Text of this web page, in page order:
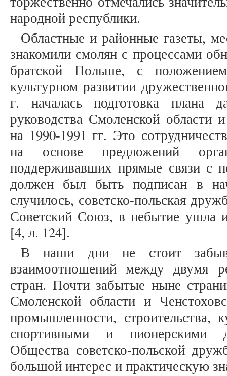
народной республики.
Областные и районные газеты,
знакомили смолян с процессами
братской Польше, с
культурном развитии
г. началась подготовка плана
руководства Смоленской области
на 1990-1991 гг. Это
на основе предложений
поддерживавших прямые связи с
должен был быть подписан в
случилось, советско-польская
Советский Союз, в небытие ушла
[4, л. 124].
В наши дни не стоит
взаимоотношений между двумя
стран. Почти забытые ныне
Смоленской области и
промышленности, строительства,
спортивными и пионерскими
Общества советско-польской
большой интерес и практическую